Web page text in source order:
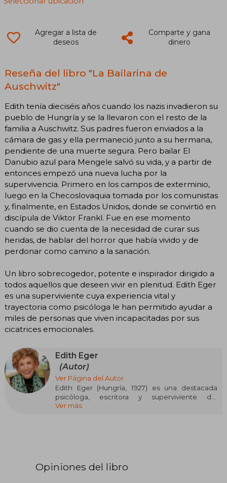
Agregar a lista de
deseos
Comparte y gana
dinero
Reseña del libro "La Bailarina de
Auschwitz"
Edith tenía dieciséis años cuando los nazis invadieron su
pueblo de Hungría y se la llevaron con el resto de la
familia a Auschwitz. Sus padres fueron enviados a la
cámara de gas y ella permaneció junto a su hermana,
pendiente de una muerte segura. Pero bailar El
Danubio azul para Mengele salvó su vida, y a partir de
entonces empezó una nueva lucha por la
supervivencia. Primero en los campos de exterminio,
luego en la Checoslovaquia tomada por los comunistas
y, finalmente, en Estados Unidos, donde se convirtió en
discípula de Viktor Frankl. Fue en ese momento
cuando se dio cuenta de la necesidad de curar sus
heridas, de hablar del horror que había vivido y de
perdonar como camino a la sanación.
Un libro sobrecogedor, potente e inspirador dirigido a
todos aquellos que deseen vivir en plenitud. Edith Eger
es una superviviente cuya experiencia vital y
trayectoria como psicóloga le han permitido ayudar a
miles de personas que viven incapacitadas por sus
cicatrices emocionales.
Edith Eger
(Autor)
Ver Página del Autor
Edith Eger (Hungría, 1927) es una destacada
psicóloga, escritora y superviviente del
Holocausto. En 1944, siendo una adolescente,
autor de "El hombre en busca de sentido".
Ver más
Opiniones del libro